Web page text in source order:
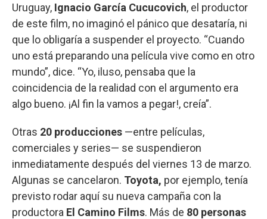
Uruguay, Ignacio García Cucucovich, el productor
de este film, no imaginó el pánico que desataría, ni
que lo obligaría a suspender el proyecto. “Cuando
uno está preparando una película vive como en otro
mundo”, dice. “Yo, iluso, pensaba que la
coincidencia de la realidad con el argumento era
algo bueno. ¡Al fin la vamos a pegar!, creía”.
Otras 20 producciones —entre películas,
comerciales y series— se suspendieron
inmediatamente después del viernes 13 de marzo.
Algunas se cancelaron. Toyota, por ejemplo, tenía
previsto rodar aquí su nueva campaña con la
productora El Camino Films. Más de 80 personas